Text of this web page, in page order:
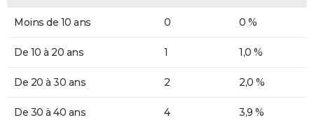
Moins de 10 ans 0 0 %
De 10 à 20 ans 1 1,0 %
De 20 à 30 ans 2 2,0 %
De 30 à 40 ans 4 3,9 %